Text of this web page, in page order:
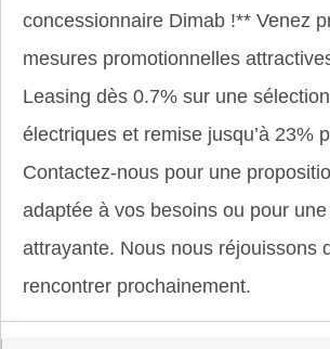
concessionnaire Dimab !** Venez
mesures promotionnelles
Leasing dès 0.7% sur une
électriques et remise jusqu’à 23%
Contactez-nous pour une
adaptée à vos besoins ou pour
attrayante. Nous nous réjouissons
rencontrer prochainement.